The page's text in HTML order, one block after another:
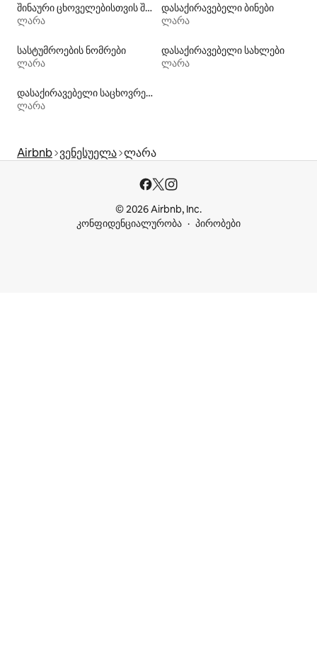
შინაური ცხოველებისთვის შესაფერისი დასაქირავებელი საცხოვრებლები
ლარა
დასაქირავებელი ბინები
ლარა
სასტუმროების ნომრები
ლარა
დასაქირავებელი სახლები
ლარა
დასაქირავებელი საცხოვრებლები აუზებით
ლარა
Airbnb ვენესუელა ლარა
© 2026 Airbnb, Inc.
კონფიდენციალურობა
პირობები